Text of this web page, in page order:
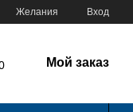
Желания Вход
Мой заказ